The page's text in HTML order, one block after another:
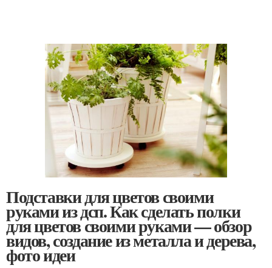
Подставки для цветов своими
руками из дсп. Как сделать полки
для цветов своими руками — обзор
видов, создание из металла и дерева,
фото идеи